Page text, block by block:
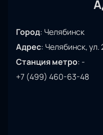
возможность
соперничества.
сейчас на нашем
захватывающих
«Трактор».
Город: Челябинск
Адрес: Челябинск,
Станция метро: -
+7 (499) 460-63-48